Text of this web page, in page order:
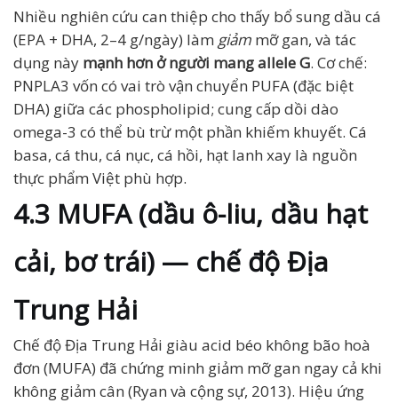
Nhiều nghiên cứu can thiệp cho thấy bổ sung dầu cá
(EPA + DHA, 2–4 g/ngày) làm giảm mỡ gan, và tác
dụng này mạnh hơn ở người mang allele G. Cơ chế:
PNPLA3 vốn có vai trò vận chuyển PUFA (đặc biệt
DHA) giữa các phospholipid; cung cấp dồi dào
omega-3 có thể bù trừ một phần khiếm khuyết. Cá
basa, cá thu, cá nục, cá hồi, hạt lanh xay là nguồn
thực phẩm Việt phù hợp.
4.3 MUFA (dầu ô-liu, dầu hạt
cải, bơ trái) — chế độ Địa
Trung Hải
Chế độ Địa Trung Hải giàu acid béo không bão hoà
đơn (MUFA) đã chứng minh giảm mỡ gan ngay cả khi
không giảm cân (Ryan và cộng sự, 2013). Hiệu ứng